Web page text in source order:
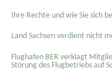
Ihre Rechte und wie Sie sich
Land Sachsen verdient nicht
Flughafen BER verklagt
Störung des Flugbetriebs auf